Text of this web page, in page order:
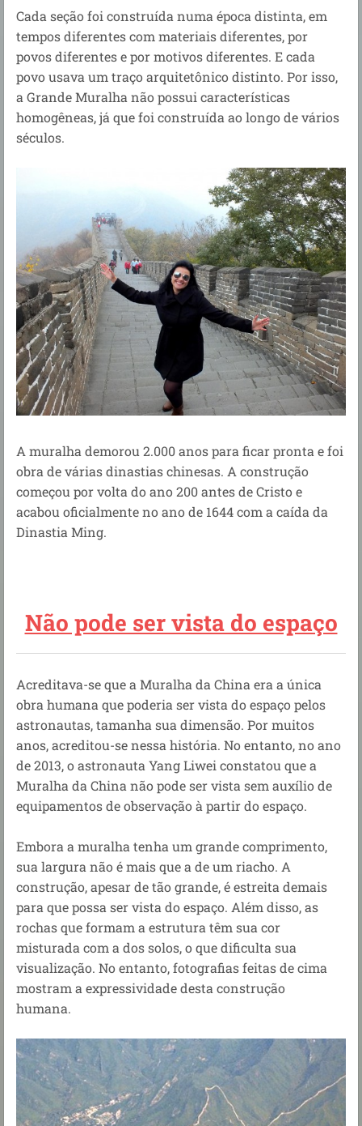
Cada seção foi construída numa época distinta, em
tempos diferentes com materiais diferentes, por
povos diferentes e por motivos diferentes. E cada
povo usava um traço arquitetônico distinto. Por isso,
a Grande Muralha não possui características
homogêneas, já que foi construída ao longo de vários
séculos.
A muralha demorou 2.000 anos para ficar pronta e foi
obra de várias dinastias chinesas. A construção
começou por volta do ano 200 antes de Cristo e
acabou oficialmente no ano de 1644 com a caída da
Dinastia Ming.
Não pode ser vista do espaço
Acreditava-se que a Muralha da China era a única
obra humana que poderia ser vista do espaço pelos
astronautas, tamanha sua dimensão. Por muitos
anos, acreditou-se nessa história. No entanto, no ano
de 2013, o astronauta Yang Liwei constatou que a
Muralha da Chinanão pode ser vista sem auxílio de
equipamentos de observaçãoàpartir do espaço.
Embora a muralha tenha um grande comprimento,
sua largura não é mais que a de um riacho. A
construção, apesar de tão grande, é estreita demais
para que possa ser vista do espaço. Além disso, as
rochas que formam a estrutura têm sua cor
misturada com a dos solos, o que dificulta sua
visualização. No entanto, fotografias feitas de cima
mostram a expressividade desta construção
humana.